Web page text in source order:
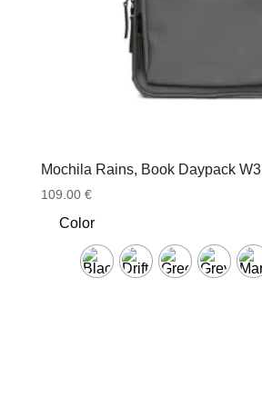
Mochila Rains, Book Daypack W3
109.00 €
Color